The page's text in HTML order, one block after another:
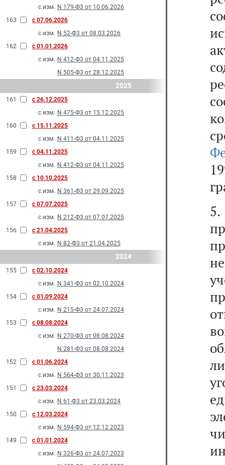
с изм. N 179-Ф3 от 10.06.2026
163
с 07.06.2026
с изм. N 52-Ф3 от 08.03.2026
162
с 01.01.2026
с изм. N 412-Ф3 от 04.11.2025
N 505-Ф3 от 28.12.2025
2025
161
с 26.12.2025
с изм. N 475-Ф3 от 15.12.2025
160
с 15.11.2025
с изм. N 411-Ф3 от 04.11.2025
159
с 04.11.2025
с изм. N 412-Ф3 от 04.11.2025
158
с 10.10.2025
с изм. N 361-Ф3 от 29.09.2025
157
с 07.07.2025
с изм. N 212-Ф3 от 07.07.2025
156
с 21.04.2025
с изм. N 82-Ф3 от 21.04.2025
2024
155
с 02.10.2024
с изм. N 341-Ф3 от 02.10.2024
154
с 01.09.2024
с изм. N 215-Ф3 от 24.07.2024
153
с 08.08.2024
с изм. N 270-Ф3 от 08.08.2024
N 281-Ф3 от 08.08.2024
152
с 01.06.2024
с изм. N 564-Ф3 от 30.11.2023
151
с 23.03.2024
с изм. N 61-Ф3 от 23.03.2024
150
с 12.03.2024
с изм. N 594-Ф3 от 12.12.2023
149
с 01.01.2024
с изм. N 326-Ф3 от 24.07.2023